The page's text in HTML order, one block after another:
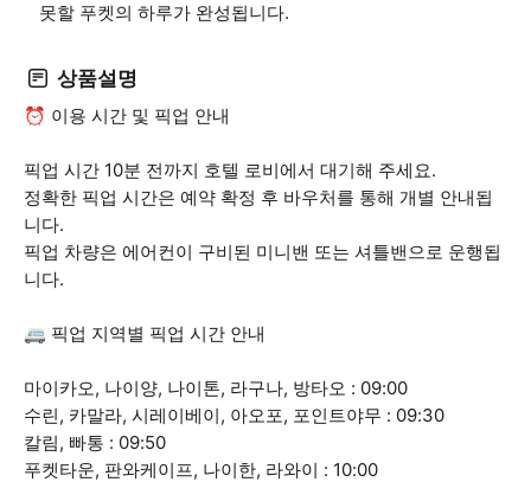
못할 푸켓의 하루가 완성됩니다.
상품설명
⏰ 이용 시간 및 픽업 안내
픽업 시간 10분 전까지 호텔 로비에서 대기해 주세요.
정확한 픽업 시간은 예약 확정 후 바우처를 통해 개별 안내됩
니다.
픽업 차량은 에어컨이 구비된 미니밴 또는 셔틀밴으로 운행됩
니다.
🚐 픽업 지역별 픽업 시간 안내
마이카오, 나이양, 나이톤, 라구나, 방타오 : 09:00
수린, 카말라, 시레이베이, 아오포, 포인트야무 : 09:30
칼림, 빠통 : 09:50
푸켓타운, 판와케이프, 나이한, 라와이 : 10:00